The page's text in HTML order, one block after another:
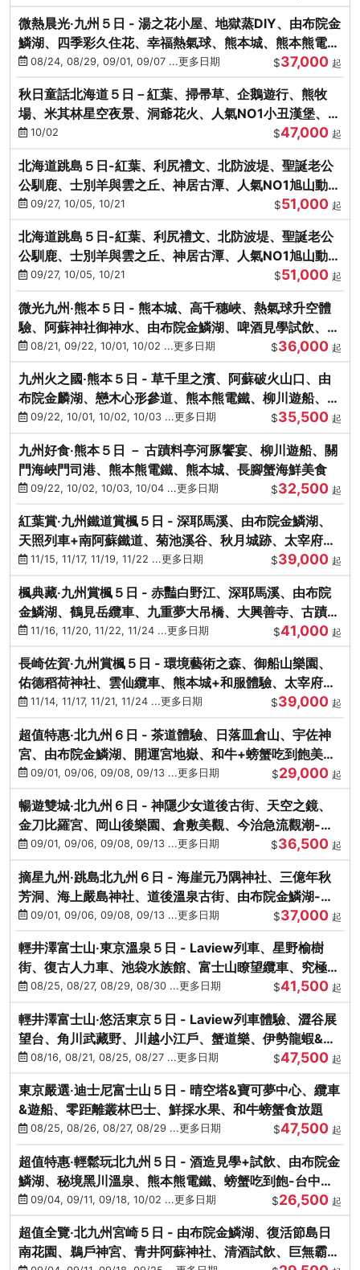
微熱晨光‧九州５日 - 湯之花小屋、地獄蒸DIY、由布院金
鱗湖、四季彩久住花、幸福熱氣球、熊本城、熊本熊電
鐵、螃蟹吃到飽
08/24, 08/29, 09/01, 09/07 ...更多日期 $37,000 起
秋日童話北海道５日－紅葉、掃帚草、企鵝遊行、熊牧
場、米其林星空夜景、洞爺花火、人氣NO1小丑漢堡、螃
蟹放題(千/函)
10/02 $47,000 起
北海道跳島５日-紅葉、利尻禮文、北防波堤、聖誕老公
公馴鹿、士別羊與雲之丘、神居古潭、人氣NO1旭山動物
園、海膽涮涮鍋
09/27, 10/05, 10/21 $51,000 起
北海道跳島５日-紅葉、利尻禮文、北防波堤、聖誕老公
公馴鹿、士別羊與雲之丘、神居古潭、人氣NO1旭山動物
園、海膽涮涮鍋
09/27, 10/05, 10/21 $51,000 起
微光九州‧熊本５日 - 熊本城、高千穗峽、熱氣球升空體
驗、阿蘇神社御神水、由布院金鱗湖、啤酒見學試飲、豪
華海鮮盛宴
08/21, 09/22, 10/01, 10/02 ...更多日期 $36,000 起
九州火之國‧熊本５日 - 草千里之濱、阿蘇破火山口、由
布院金麟湖、戀木心形參道、熊本熊電鐵、柳川遊船、地
獄蒸DIY
09/22, 10/01, 10/02, 10/03 ...更多日期 $35,500 起
九州好食‧熊本５日 － 古蹟料亭河豚饗宴、柳川遊船、關
門海峽門司港、熊本熊電鐵、熊本城、長腳蟹海鮮美食
09/22, 10/02, 10/03, 10/04 ...更多日期 $32,500 起
紅葉賞‧九州鐵道賞楓５日 - 深耶馬溪、由布院金鱗湖、
天照列車+南阿蘇鐵道、菊池溪谷、秋月城跡、太宰府天
滿宮、竈門神社
11/15, 11/17, 11/19, 11/22 ...更多日期 $39,000 起
楓典藏‧九州賞楓５日 - 赤豔白野江、深耶馬溪、由布院
金鱗湖、鶴見岳纜車、九重夢大吊橋、大興善寺、古蹟河
豚+和牛饗宴
11/16, 11/20, 11/22, 11/24 ...更多日期 $41,000 起
長崎佐賀‧九州賞楓５日 - 環境藝術之森、御船山樂園、
佑德稻荷神社、雲仙纜車、熊本城+和服體驗、太宰府天
滿宮、光明禪寺
11/14, 11/17, 11/21, 11/24 ...更多日期 $39,000 起
超值特惠‧北九州６日 - 茶道體驗、日落皿倉山、宇佐神
宮、由布院金鱗湖、開運宮地嶽、和牛+螃蟹吃到飽美
饌-台中出發
09/01, 09/06, 09/08, 09/13 ...更多日期 $29,000 起
暢遊雙城‧北九州６日 - 神隱少女道後古街、天空之鏡、
金刀比羅宮、岡山後樂園、倉敷美觀、今治急流觀潮-台
中出發
09/01, 09/06, 09/08, 09/13 ...更多日期 $36,500 起
摘星九州‧跳島北九州６日 - 海崖元乃隅神社、三億年秋
芳洞、海上嚴島神社、道後溫泉古街、由布院金鱗湖-台
中出發
09/01, 09/06, 09/08, 09/13 ...更多日期 $37,000 起
輕井澤富士山‧東京溫泉５日 - Laview列車、星野榆樹
街、復古人力車、池袋水族館、富士山瞭望纜車、究極海
鮮食放題
08/25, 08/27, 08/29, 08/30 ...更多日期 $41,500 起
輕井澤富士山‧悠活東京５日 - Laview列車體驗、澀谷展
望台、角川武藏野、川越小江戶、蟹道樂、伊勢龍蝦&海
膽生魚片
08/16, 08/21, 08/25, 08/27 ...更多日期 $47,500 起
東京嚴選‧迪士尼富士山５日 - 晴空塔&寶可夢中心、纜車
&遊船、零距離叢林巴士、鮮採水果、和牛螃蟹食放題
08/25, 08/26, 08/27, 08/29 ...更多日期 $47,500 起
超值特惠‧輕鬆玩北九州５日 - 酒造見學+試飲、由布院金
鱗湖、秘境黑川溫泉、熊本熊電鐵、螃蟹吃到飽-台中出
發09/04, 09/11, 09/18, 10/02 ...更多日期 $26,500 起
超值全覽‧北九州宮崎５日 - 由布院金鱗湖、復活節島日
南花園、鵜戶神宮、青井阿蘇神社、清酒試飲、巨無霸熊